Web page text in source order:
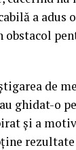
a adus
obstacol
de
ghidat-o
și a